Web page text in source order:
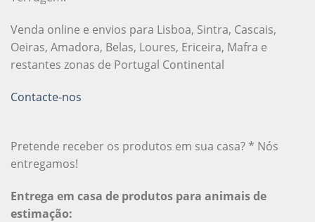
Venda online e envios para Lisboa, Sintra, Cascais,
Oeiras, Amadora, Belas, Loures, Ericeira, Mafra e
restantes zonas de Portugal Continental
Contacte-nos
Pretende receber os produtos em sua casa? * Nós
entregamos!
Entrega em casa de produtos para animais de
estimação: